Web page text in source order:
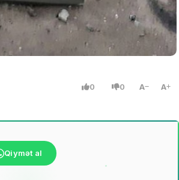
0 0 A A
Qiymət al